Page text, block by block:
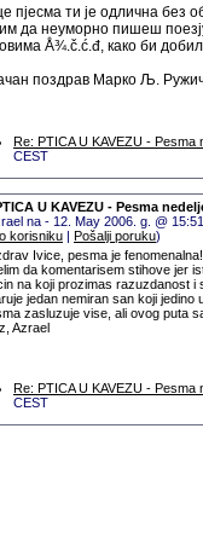
пјесма ти је одлична без
да неуморно пишеш
Å¾.č.ć.đ, како би
поздрав Марко Љ.
Re: PTICA U KAVEZU - Pesma
CEST
U KAVEZU - Pesma
na - 12. May 2006. g. @
korisniku | Pošalji poruku)
Ivice, pesma je
da komentarisem stihove jer
na koji prozimas razuzdanost i
jedan nemiran san koji
zasluzuje vise, ali ovog puta
Azrael
Re: PTICA U KAVEZU - Pesma
CEST